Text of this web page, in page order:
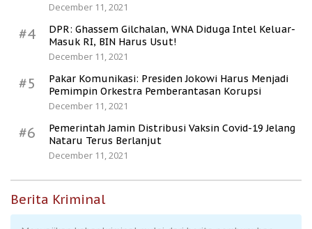
December 11, 2021
#4
DPR: Ghassem Gilchalan, WNA Diduga Intel Keluar-
Masuk RI, BIN Harus Usut!
December 11, 2021
#5
Pakar Komunikasi: Presiden Jokowi Harus Menjadi
Pemimpin Orkestra Pemberantasan Korupsi
December 11, 2021
#6
Pemerintah Jamin Distribusi Vaksin Covid-19 Jelang
Nataru Terus Berlanjut
December 11, 2021
Berita Kriminal